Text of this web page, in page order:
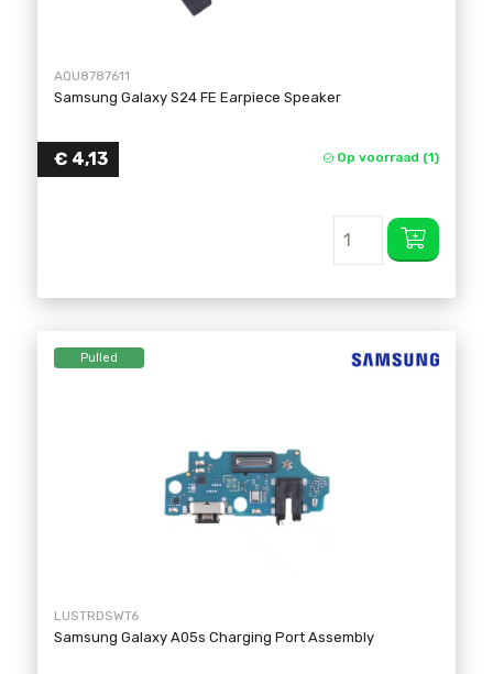
AQU8787611
Samsung Galaxy S24 FE Earpiece Speaker
€ 4,13 Op voorraad (1)
Pulled
LUSTRDSWT6
Samsung Galaxy A05s Charging Port Assembly